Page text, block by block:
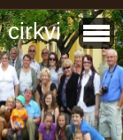
cirkvi